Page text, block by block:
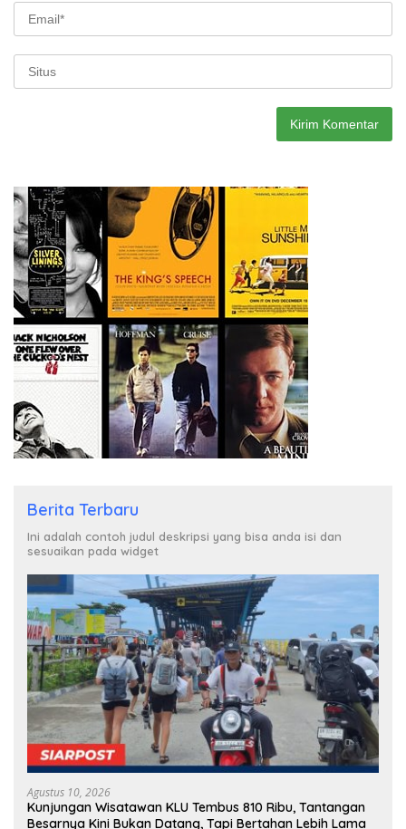
Berita Terbaru
Ini adalah contoh judul deskripsi yang bisa anda isi dan
sesuaikan pada widget
Agustus 10, 2026
Kunjungan Wisatawan KLU Tembus 810 Ribu, Tantangan
Besarnya Kini Bukan Datang, Tapi Bertahan Lebih Lama